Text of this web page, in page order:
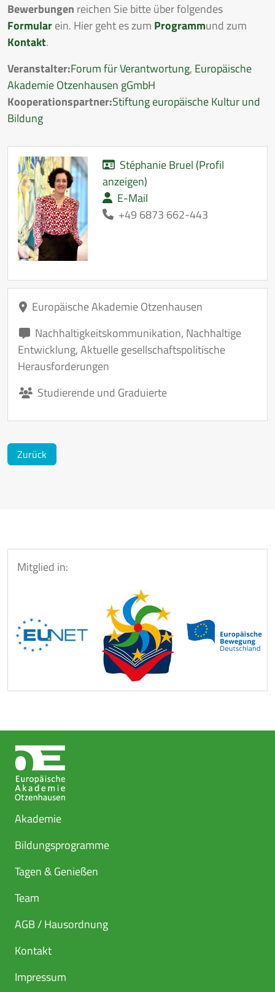
Bewerbungen reichen Sie bitte über folgendes
Formularein. Hier geht es zum Programmund zum
Kontakt.
Veranstalter:Forum für Verantwortung, Europäische
Akademie Otzenhausen gGmbH
Kooperationspartner:Stiftung europäische Kultur und
Bildung
Stéphanie Bruel (Profil
anzeigen)
E-Mail
+49 6873 662-443
Europäische Akademie Otzenhausen
Nachhaltigkeitskommunikation, Nachhaltige
Entwicklung,Aktuelle gesellschaftspolitische
Herausforderungen
Studierende und Graduierte
Zurück
Mitglied in:
Akademie
Bildungsprogramme
Tagen & Genießen
Team
AGB / Hausordnung
Kontakt
Impressum